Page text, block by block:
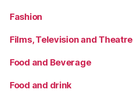
Fashion
Films, Television and Theatre
Food and Beverage
Food and drink